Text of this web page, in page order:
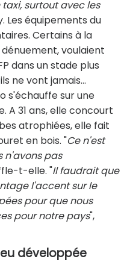
surtout avec les
Les équipements du
Certains à la
voulaient
dans un stade plus
ne vont jamais...
s'échauffe sur une
A 31 ans, elle concourt
atrophiées, elle fait
en bois. "Ce n'est
n'avons pas
t-elle. "Il faudrait que
l'accent sur le
pour que nous
pour notre pays",
développée